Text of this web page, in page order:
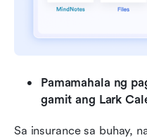
Pamamahala ng
gamit ang Lark
Sa insurance sa buhay,